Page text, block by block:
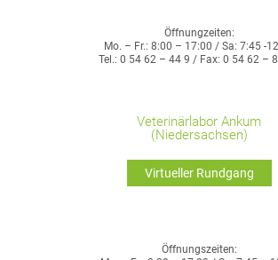
Öffnungzeiten:
Mo. – Fr.: 8:00 – 17:00 / Sa: 7:45 -
Tel.: 0 54 62 – 44 9 / Fax: 0 54 62 –
Veterinärlabor Ankum
(Niedersachsen)
Virtueller Rundgang
Öffnungszeiten: